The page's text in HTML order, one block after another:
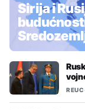
Sirija i
REUC